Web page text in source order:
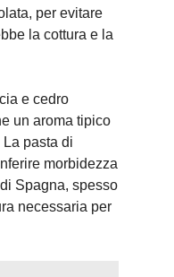
per evitare
la cottura e la
e cedro
un aroma tipico
pasta di
morbidezza
Spagna, spesso
necessaria per